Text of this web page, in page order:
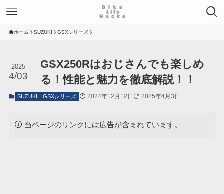
ホーム SUZUKI GSXシリーズ
GSX250Rはおじさんでも楽しめ
る！性能と魅力を徹底解説！！
2025
4/03
SUZUKI GSXシリーズ 2024年12月12日 2025年4月3日
当ページのリンクには広告が含まれています。